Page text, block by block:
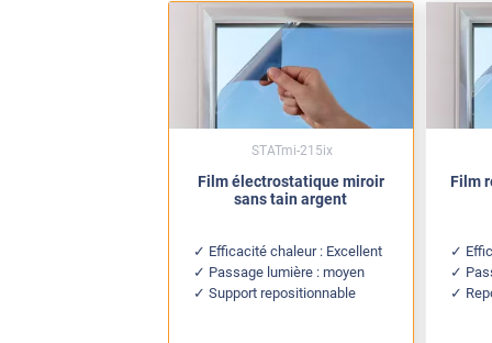
Film électrostatique miroir
sans tain argent
Efficacité chaleur : Excellent
Passage lumière : moyen
Support repositionnable
STATmi-215ix
Film